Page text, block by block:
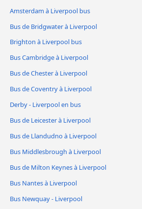
Amsterdam à Liverpool bus
Bus de Bridgwater à Liverpool
Brighton à Liverpool bus
Bus Cambridge à Liverpool
Bus de Chester à Liverpool
Bus de Coventry à Liverpool
Derby - Liverpool en bus
Bus de Leicester à Liverpool
Bus de Llandudno à Liverpool
Bus Middlesbrough à Liverpool
Bus de Milton Keynes à Liverpool
Bus Nantes à Liverpool
Bus Newquay - Liverpool